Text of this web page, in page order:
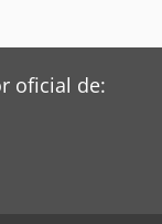
oficial de: